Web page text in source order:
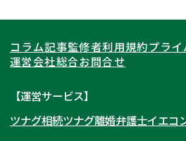
北海道
岩手県
秋田県
福島県
関東
東京都
埼玉県
茨城県 群
東海
愛知県
岐阜県 山
関西
大阪府 京
北陸・甲信越
相続登記
遺
相続手続き
家族信託
成
コラム記事監修者利用規約プラ
運営会社総合お問合せ
【運営サービス】
ツナグ相続ツナグ離婚弁護士イエコ